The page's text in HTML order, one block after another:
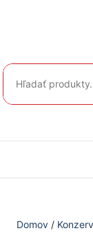
Hľadať:
Domov /